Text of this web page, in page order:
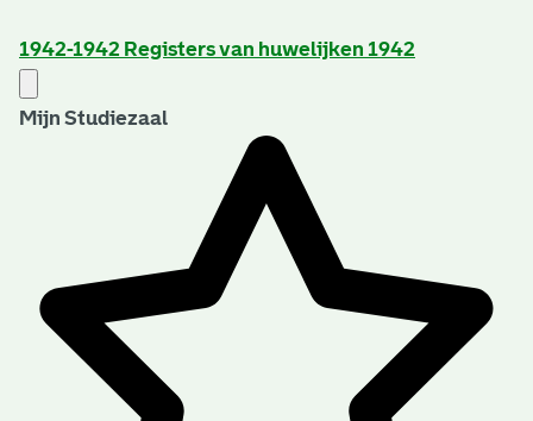
1942-1942 Registers van huwelijken 1942
Mijn Studiezaal